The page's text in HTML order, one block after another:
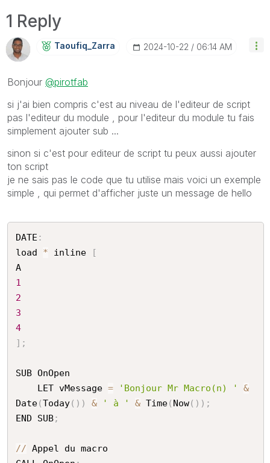
1 Reply
Taoufiq_Zarra ‎2024-10-22 06:14 AM
Bonjour @pirotfab
si j'ai bien compris c'est au niveau de l'editeur de script
pas l'editeur du module , pour l'editeur du module tu fais
simplement ajouter sub ...
sinon si c'est pour editeur de script tu peux aussi ajouter
ton script
je ne sais pas le code que tu utilise mais voici un exemple
simple , qui permet d'afficher juste un message de hello
DATE :
load * inline
[
1
2
3
4
] ;
SUB OnOpen
    LET vMessage
= 'Bonjour Mr Macro(n) '
&
Date(Today( ) ) & ' à ' & Time( Now( ) ) ;
END SUB;
// Appel du macro